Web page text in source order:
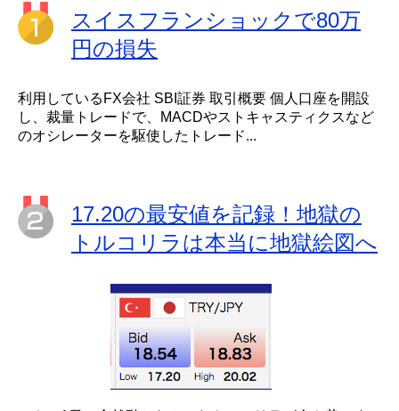
スイスフランショックで80万
円の損失
利用しているFX会社 SBI証券 取引概要 個人口座を開設
し、裁量トレードで、MACDやストキャスティクスなど
のオシレーターを駆使したトレード...
17.20の最安値を記録！地獄の
トルコリラは本当に地獄絵図へ